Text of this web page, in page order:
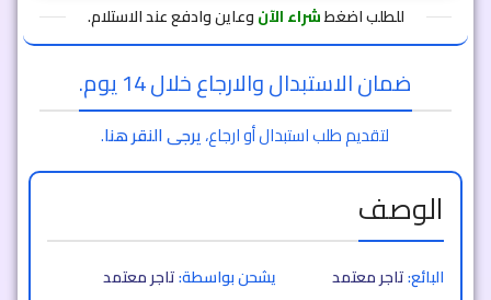
للطلب اضغطشراء الآنوعاين وادفع عند الاستلام.
ضمان الاستبدال والارجاع خلال 14 يوم.
لتقديم طلب استبدال أو ارجاع،يرجى النقر هنا.
الوصف
البائع:تاجر معتمد يشحن بواسطة:تاجر معتمد